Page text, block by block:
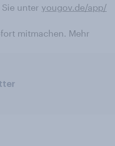
unter yougov.de/app/
mitmachen. Mehr